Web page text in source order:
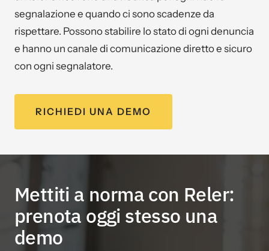
segnalazione e quando ci sono scadenze da
rispettare. Possono stabilire lo stato di ogni denuncia
e hanno un canale di comunicazione diretto e sicuro
con ogni segnalatore.
RICHIEDI UNA DEMO
Mettiti a norma con Reler:
prenota oggi stesso una
demo